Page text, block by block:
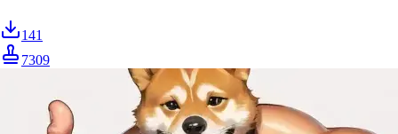
141
7309